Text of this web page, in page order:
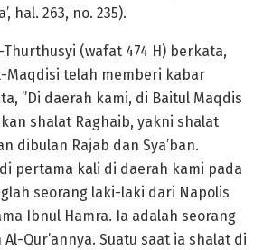
hal. 263, no. 235).
Thurthusyi (wafat 474 H) berkata,
Maqdisi telah memberi kabar
”Di daerah kami, di Baitul Maqdis
shalat Raghaib, yakni shalat
dibulan Rajab dan Sya’ban.
pertama kali di daerah kami pada
seorang laki-laki dari Napolis
Ibnul Hamra. Ia adalah seorang
Qur’annya. Suatu saat ia shalat di